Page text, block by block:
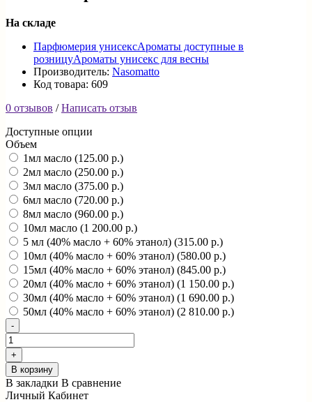
На складе
Парфюмерия унисексАроматы доступные в
розницуАроматы унисекс для весны
Производитель: Nasomatto
Код товара: 609
0 отзывов /Написать отзыв
Доступные опции
Объем
1мл масло (125.00 р.)
2мл масло (250.00 р.)
3мл масло (375.00 р.)
6мл масло (720.00 р.)
8мл масло (960.00 р.)
10мл масло (1 200.00 р.)
5 мл (40% масло + 60% этанол) (315.00 р.)
10мл (40% масло + 60% этанол) (580.00 р.)
15мл (40% масло + 60% этанол) (845.00 р.)
20мл (40% масло + 60% этанол) (1 150.00 р.)
30мл (40% масло + 60% этанол) (1 690.00 р.)
50мл (40% масло + 60% этанол) (2 810.00 р.)
В корзину
В закладки В сравнение
Личный Кабинет